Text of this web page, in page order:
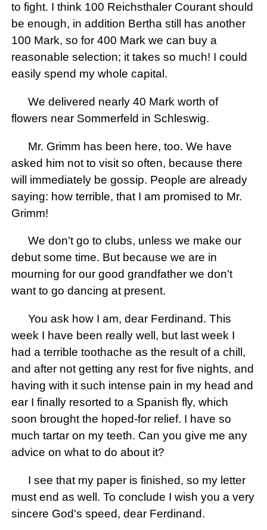
to fight. I think 100 Reichsthaler Courant should
be enough, in addition Bertha still has another
100 Mark, so for 400 Mark we can buy a
reasonable selection; it takes so much! I could
easily spend my whole capital.
We delivered nearly 40 Mark worth of
flowers near Sommerfeld in Schleswig.
Mr. Grimm has been here, too. We have
asked him not to visit so often, because there
will immediately be gossip. People are already
saying: how terrible, that I am promised to Mr.
Grimm!
We don't go to clubs, unless we make our
debut some time. But because we are in
mourning for our good grandfather we don't
want to go dancing at present.
You ask how I am, dear Ferdinand. This
week I have been really well, but last week I
had a terrible toothache as the result of a chill,
and after not getting any rest for five nights, and
having with it such intense pain in my head and
ear I finally resorted to a Spanish fly, which
soon brought the hoped-for relief. I have so
much tartar on my teeth. Can you give me any
advice on what to do about it?
I see that my paper is finished, so my letter
must end as well. To conclude I wish you a very
sincere God's speed, dear Ferdinand.